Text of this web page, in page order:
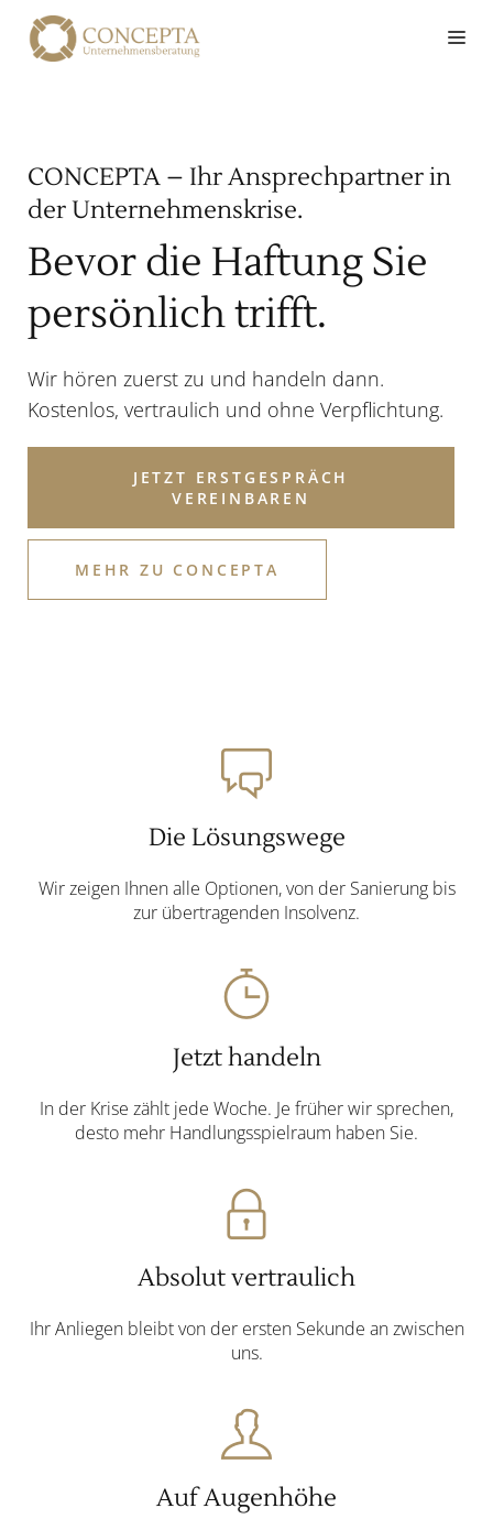
Zum
Inhalt
CONCEPTA – Ihr Ansprechpartner in
der Unternehmenskrise.
Bevor die Haftung Sie
persönlich trifft.
Wir hören zuerst zu und handeln dann.
Kostenlos, vertraulich und ohne Verpflichtung.
JETZT ERSTGESPRÄCH
VEREINBAREN
MEHR ZU CONCEPTA
Die Lösungswege
Wir zeigen Ihnen alle Optionen, von der Sanierung bis
zur übertragenden Insolvenz.
Jetzt handeln
In der Krise zählt jede Woche. Je früher wir sprechen,
desto mehr Handlungsspielraum haben Sie.
Absolut vertraulich
Ihr Anliegen bleibt von der ersten Sekunde an zwischen
uns.
Auf Augenhöhe